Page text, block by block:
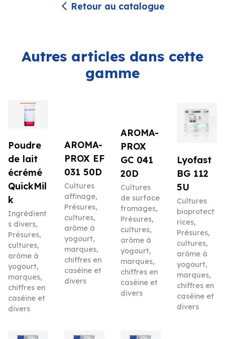
Retour au catalogue
Autres articles dans cette
gamme
Poudre
de lait
écrémé
QuickMil
k
Ingrédient
s divers,
Présures,
cultures,
arôme à
yogourt,
marques,
chiffres en
caséine et
divers
AROMA-
PROX EF
031 50D
Cultures
affinage,
Présures,
cultures,
arôme à
yogourt,
marques,
chiffres en
caséine et
divers
AROMA-
PROX
GC 041
20D
Cultures
de surface
fromages,
Présures,
cultures,
arôme à
yogourt,
marques,
chiffres en
caséine et
divers
Lyofast
BG 112
5U
Cultures
bioprotect
rices,
Présures,
cultures,
arôme à
yogourt,
marques,
chiffres en
caséine et
divers